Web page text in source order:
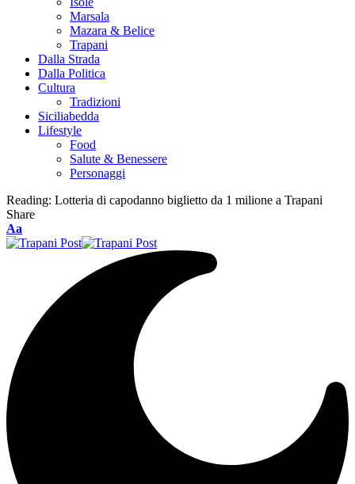
Marsala
Mazara & Belice
Trapani
Dalla Strada
Dalla Politica
Cultura
Tradizioni
Siciliabedda
Lifestyle
Food
Salute & Benessere
Personaggi
Reading: Lotteria di capodanno biglietto da 1 milione a Trapani
Share
Font
Resizer
Aa